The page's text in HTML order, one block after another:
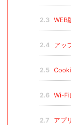
2.3 WEB
2.4 アッ
2.5
2.6 Wi-Fi
2.7 アプ